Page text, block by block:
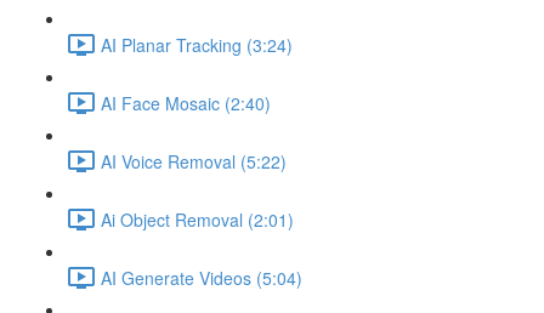
AI Planar Tracking (3:24)
AI Face Mosaic (2:40)
AI Voice Removal (5:22)
Ai Object Removal (2:01)
AI Generate Videos (5:04)